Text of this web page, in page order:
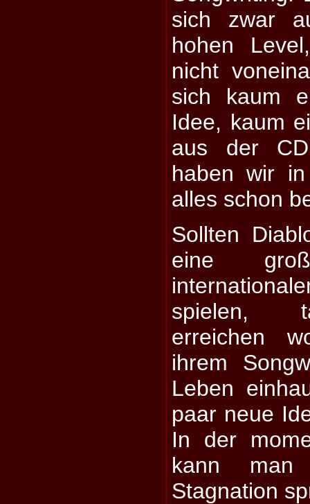
sich zwar
hohen
nicht
sich kaum
Idee, kaum
aus der
haben wir in
alles schon
Sollten
eine
spielen,
erreichen
ihrem
Leben
paar neue
In der
kann
Stagnation